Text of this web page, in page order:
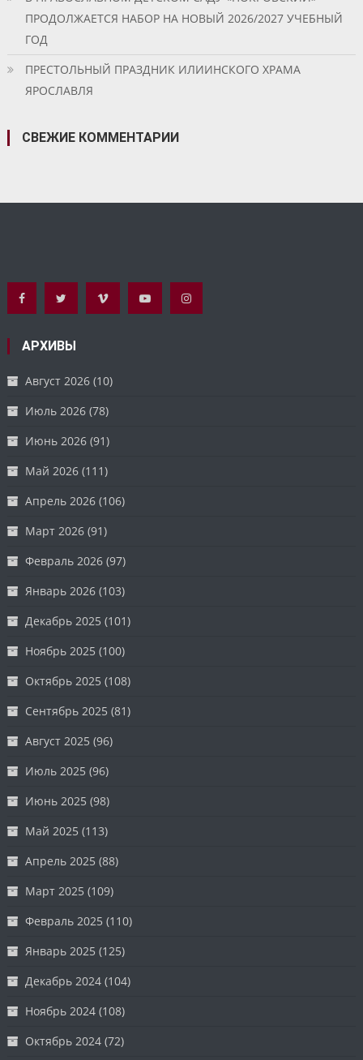
ПРОДОЛЖАЕТСЯ НАБОР НА НОВЫЙ 2026/2027 УЧЕБНЫЙ
ГОД
ПРЕСТОЛЬНЫЙ ПРАЗДНИК ИЛИИНСКОГО ХРАМА
ЯРОСЛАВЛЯ
СВЕЖИЕ КОММЕНТАРИИ
АРХИВЫ
Август 2026 (10)
Июль 2026 (78)
Июнь 2026 (91)
Май 2026 (111)
Апрель 2026 (106)
Март 2026 (91)
Февраль 2026 (97)
Январь 2026 (103)
Декабрь 2025 (101)
Ноябрь 2025 (100)
Октябрь 2025 (108)
Сентябрь 2025 (81)
Август 2025 (96)
Июль 2025 (96)
Июнь 2025 (98)
Май 2025 (113)
Апрель 2025 (88)
Март 2025 (109)
Февраль 2025 (110)
Январь 2025 (125)
Декабрь 2024 (104)
Ноябрь 2024 (108)
Октябрь 2024 (72)